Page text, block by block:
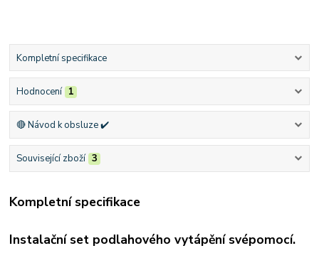
Kompletní specifikace
Hodnocení 1
🔴 Návod k obsluze ✔️
Související zboží 3
Kompletní specifikace
Instalační set podlahového vytápění svépomocí.